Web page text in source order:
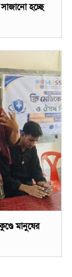
হচ্ছে
মানুষের